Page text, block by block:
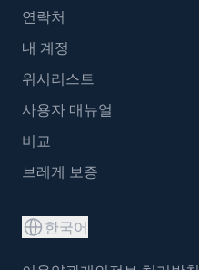
연락처
내 계정
위시리스트
사용자 매뉴얼
비교
브레게 보증
한국어